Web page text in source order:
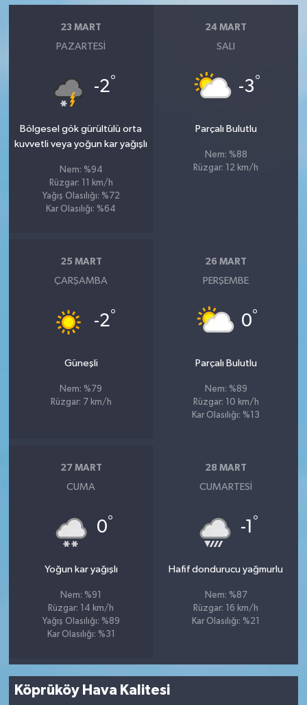
23 MART
PAZARTESI
-2°
Bölgesel gök gürültülü orta
kuvvetli veya yoğun kar yağışlı
Nem: %94
Rüzgar: 11 km/h
Yağış Olasılığı: %72
Kar Olasılığı: %64
24 MART
SALI
-3°
Parçalı Bulutlu
Nem: %88
Rüzgar: 12 km/h
25 MART
ÇARŞAMBA
-2°
Güneşli
Nem: %79
Rüzgar: 7 km/h
26 MART
PERŞEMBE
0°
Parçalı Bulutlu
Nem: %89
Rüzgar: 10 km/h
Kar Olasılığı: %13
27 MART
CUMA
0°
Yoğun kar yağışlı
Nem: %91
Rüzgar: 14 km/h
Yağış Olasılığı: %89
Kar Olasılığı: %31
28 MART
CUMARTESI
-1 °
Hafif dondurucu yağmurlu
Nem: %87
Rüzgar: 16 km/h
Kar Olasılığı: %21
Köprüköy Hava Kalitesi